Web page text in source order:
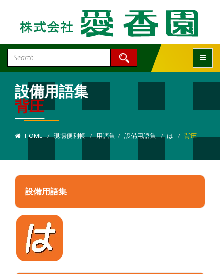
設備用語集
背圧
HOME 現場便利帳 用語集 設備用語集 は 背圧
設備用語集